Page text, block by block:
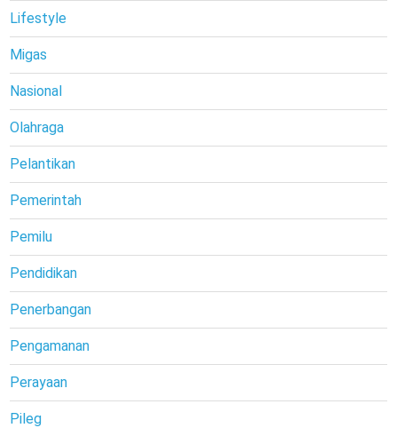
Lifestyle
Migas
Nasional
Olahraga
Pelantikan
Pemerintah
Pemilu
Pendidikan
Penerbangan
Pengamanan
Perayaan
Pileg